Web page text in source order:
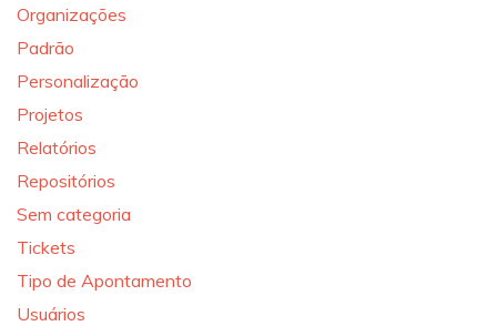
Organizações
Padrão
Personalização
Projetos
Relatórios
Repositórios
Sem categoria
Tickets
Tipo de Apontamento
Usuários